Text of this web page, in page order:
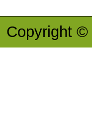
Copyright ©